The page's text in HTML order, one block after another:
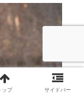
ップ サイドバー